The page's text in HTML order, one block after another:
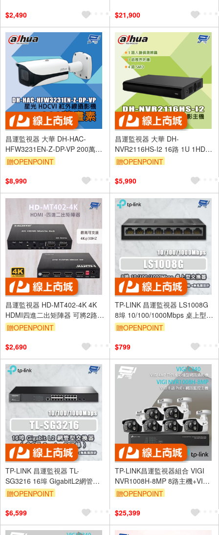
$2,490
$21,900
昌運監視器 大華 DH-HAC-
HFW3231EN-Z-DP-VP 200萬畫
素 星光 HDCVI 紅外線攝影機
贈OPENPOINT
$8,990
昌運監視器 大華 DH-
NVR2116HS-I2 16路 1U 1HDD
WizSense 網路錄影主機
贈OPENPOINT
$5,990
昌運監視器 HD-MT402-4K 4K
HDMI四進二出矩陣器 可將2路
HDMI輸出顯示同一或不同的高
贈OPENPOINT
$2,690
TP-LINK 昌運監視器 LS1008G
8埠 10/100/1000Mbps 桌上型網
路交換器 塑膠機殼
贈OPENPOINT
$799
TP-LINK 昌運監視器 TL-
SG3216 16埠 GigabitL2網管型
交換器 2個ComboSFP
贈OPENPOINT
$6,599
TP-LINK昌運監視器組合 VIGI
NVR1008H-8MP 8路主機+VIGI
C340 4MP槍型網路攝影機*6
贈OPENPOINT
$25,399